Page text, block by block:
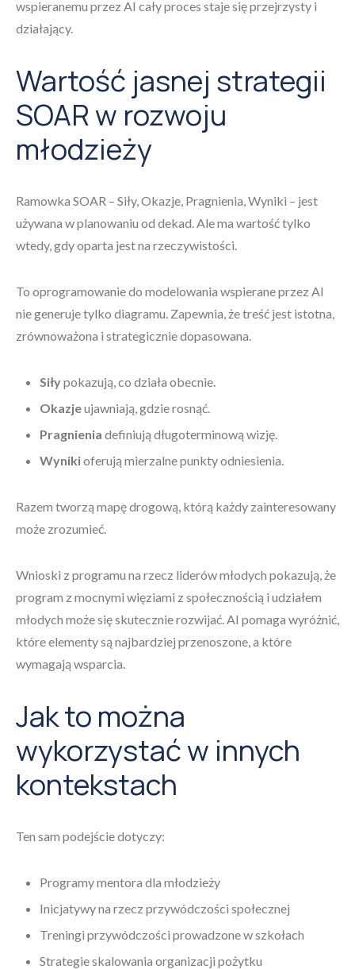
wspieranemu przez AI cały proces staje się przejrzysty i
działający.
Wartość jasnej strategii
SOAR w rozwoju
młodzieży
Ramowka SOAR – Siły, Okazje, Pragnienia, Wyniki – jest
używana w planowaniu od dekad. Ale ma wartość tylko
wtedy, gdy oparta jest na rzeczywistości.
To oprogramowanie do modelowania wspierane przez AI
nie generuje tylko diagramu. Zapewnia, że treść jest istotna,
zrównoważona i strategicznie dopasowana.
Siłypokazują, co działa obecnie.
Okazjeujawniają, gdzie rosnąć.
Pragnienia definiują długoterminową wizję.
Wynikioferują mierzalne punkty odniesienia.
Razem tworzą mapę drogową, którą każdy zainteresowany
może zrozumieć.
Wnioski z programu na rzecz liderów młodych pokazują, że
program z mocnymi więziami z społecznością i udziałem
młodych może się skutecznie rozwijać. AI pomaga wyróżnić,
które elementy są najbardziej przenoszone, a które
wymagają wsparcia.
Jak to można
wykorzystać w innych
kontekstach
Ten sam podejście dotyczy:
Programy mentora dla młodzieży
Inicjatywy na rzecz przywódczości społecznej
Treningi przywódczości prowadzone w szkołach
Strategie skalowania organizacji pożytku